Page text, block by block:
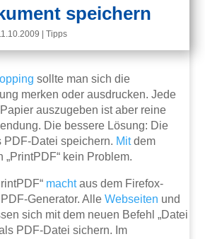
speichern
|Tipps
sollte man sich die
merken oder ausdrucken. Jede
auszugeben ist aber reine
Die bessere Lösung: Die
PDF-Datei speichern. Mitdem
„PrintPDF“ kein Problem.
machtaus dem Firefox-
Generator. AlleWebseiten und
sich mit dem neuen Befehl „Datei
als PDF-Datei sichern. Im